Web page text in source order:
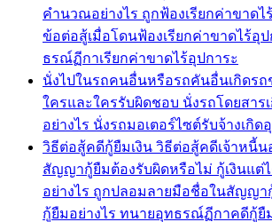
คำนวณอย่างไร ถูกฟ้องเรียกค่าขาดไ
ข้อต่อสู้เมื่อโดนฟ้องเรียกค่าขาดไร้อุป
ธรณ์ฏีกาเรียกค่าขาดไร้อุปการะ
นั่งไปในรถคนอื่นหรือรถคันอื่นเกิดรถ
ใครและใครรับผิดชอบ นั่งรถโดยสาร
อย่างไร นั่งรถมอเตอร์ไซต์รับจ้างเกิด
วิธีต่อสู้คดีกู้ยืมเงิน วิธีต่อสู้คดีเจ้าหนี้
สัญญากู้ยืมต้องรับผิดหรือไม่ กู้เงินแต่
อย่างไร ถูกปลอมลายมือชื่อในสัญญา
กู้ยืมอย่างไร ทนายอุทธรณ์ฏีกาคดีกู้ยื